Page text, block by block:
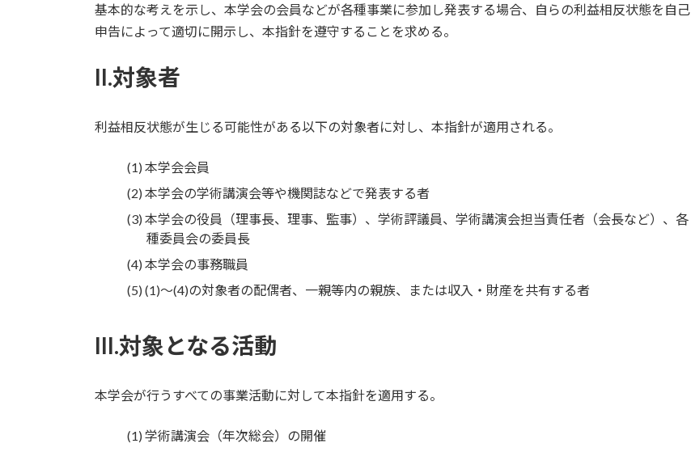
基本的な考えを示し、本学会の会員などが各種事業に参加し発表する場合、自らの利益相反状態を自己
申告によって適切に開示し、本指針を遵守することを求める。
II.対象者
利益相反状態が生じる可能性がある以下の対象者に対し、本指針が適用される。
本学会会員
本学会の学術講演会等や機関誌などで発表する者
本学会の役員（理事長、理事、監事）、学術評議員、学術講演会担当責任者（会長など）、各
種委員会の委員長
本学会の事務職員
(1)～(4)の対象者の配偶者、一親等内の親族、または収入・財産を共有する者
III.対象となる活動
本学会が行うすべての事業活動に対して本指針を適用する。
学術講演会（年次総会）の開催